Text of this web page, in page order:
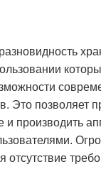
Это позволяет
и производить
отсутствие